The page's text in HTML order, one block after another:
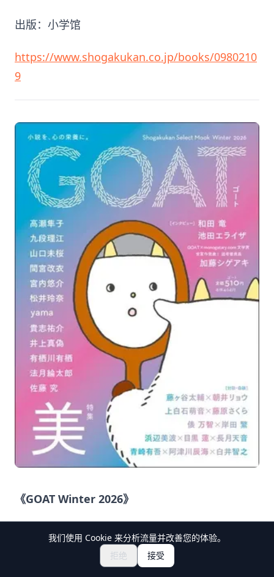
出版：小学馆
https://www.shogakukan.co.jp/books/0980210
9
《GOAT Winter 2026》
价格：510日元（含税）
发售日期：2025年12月3日
探索祭典与活动
获取日本祭典门票
我们使用 Cookie 来分析流量并改善您的体验。
拒绝
接受